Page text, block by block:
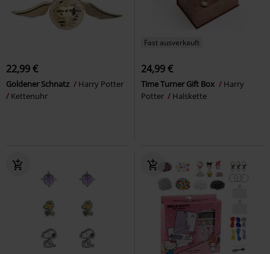
22,99 €
Goldener Schnatz
Harry Potter
Kettenuhr
Fast ausverkauft
24,99 €
Time Turner Gift Box
Harry
Potter
Halskette